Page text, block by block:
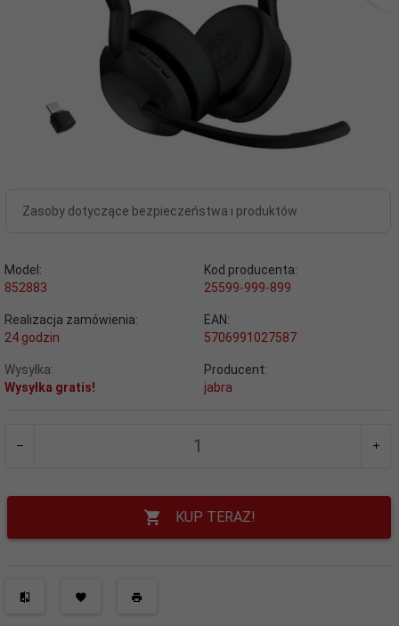
Zasoby dotyczące bezpieczeństwa i produktów
Model:
852883
Kod producenta:
25599-999-899
Realizacja zamówienia:
24 godzin
EAN:
5706991027587
Wysyłka:
Wysyłka gratis!
Producent:
jabra
KUP TERAZ!